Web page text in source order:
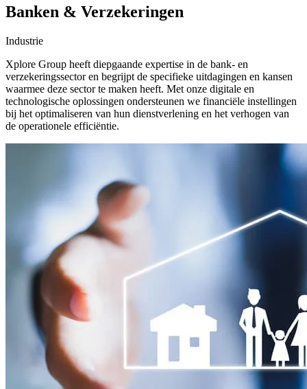
Banken & Verzekeringen
Industrie
Xplore Group heeft diepgaande expertise in de bank- en
verzekeringssector en begrijpt de specifieke uitdagingen en kansen
waarmee deze sector te maken heeft. Met onze digitale en
technologische oplossingen ondersteunen we financiële instellingen
bij het optimaliseren van hun dienstverlening en het verhogen van
de operationele efficiëntie.